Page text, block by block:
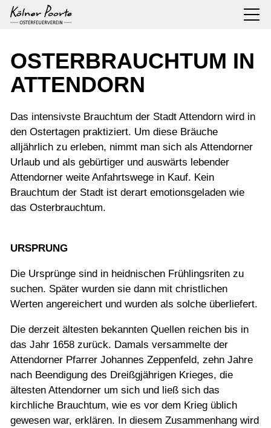
OSTERBRAUCHTUM IN
ATTENDORN
Das intensivste Brauchtum der Stadt Attendorn wird in
den Ostertagen praktiziert. Um diese Bräuche
alljährlich zu erleben, nimmt man sich als Attendorner
Urlaub und als gebürtiger und auswärts lebender
Attendorner weite Anfahrtswege in Kauf. Kein
Brauchtum der Stadt ist derart emotionsgeladen wie
das Osterbrauchtum.
URSPRUNG
Die Ursprünge sind in heidnischen Frühlingsriten zu
suchen. Später wurden sie dann mit christlichen
Werten angereichert und wurden als solche überliefert.
Die derzeit ältesten bekannten Quellen reichen bis in
das Jahr 1658 zurück. Damals versammelte der
Attendorner Pfarrer Johannes Zeppenfeld, zehn Jahre
nach Beendigung des Dreißgjährigen Krieges, die
ältesten Attendorner um sich und ließ sich das
kirchliche Brauchtum, wie es vor dem Krieg üblich
gewesen war, erklären. In diesem Zusammenhang wird